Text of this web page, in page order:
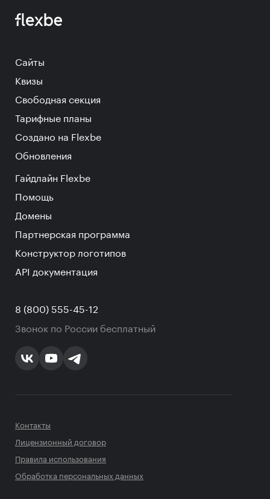
Гайдлайн Flexbe
Помощь
Домены
Партнерская программа
Конструктор логотипов
API документация
Сайты
Квизы
Свободная секция
Тарифные планы
Создано на Flexbe
Обновления
Звонок по России бесплатный
8 (800) 555-45-12
Обработка персональных данных
Правила использования
Лицензионный договор
Контакты